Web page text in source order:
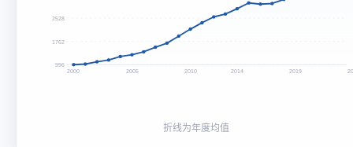
2528
1762
996
2000 2005 2010 2014 2019
折线为年度均值